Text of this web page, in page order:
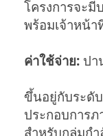
โครงการจะมี
พร้อมเจ้าหน้า
ค่าใช้จ่าย: ปา
ขึ้นอยู่กับระดั
ประกอบการ
สำหรับกลุ่มกำ